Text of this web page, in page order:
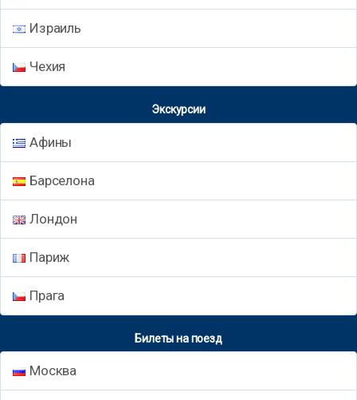
Израиль
Чехия
Экскурсии
Афины
Барселона
Лондон
Париж
Прага
Билеты на поезд
Москва